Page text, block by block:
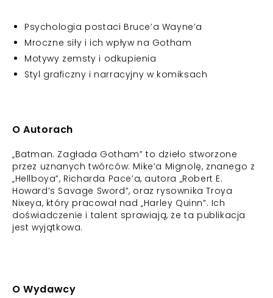
Psychologia postaci Bruce’a Wayne’a
Mroczne siły i ich wpływ na Gotham
Motywy zemsty i odkupienia
Styl graficzny i narracyjny w komiksach
O Autorach
„Batman. Zagłada Gotham” to dzieło stworzone
przez uznanych twórców: Mike’a Mignolę, znanego z
„Hellboya”, Richarda Pace’a, autora „Robert E.
Howard’s Savage Sword”, oraz rysownika Troya
Nixeya, który pracował nad „Harley Quinn”. Ich
doświadczenie i talent sprawiają, że ta publikacja
jest wyjątkowa.
O Wydawcy